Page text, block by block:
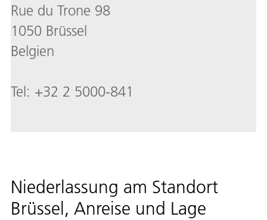
Rue du Trone 98
1050 Brüssel
Belgien
Tel: +32 2 5000-841
Niederlassung am Standort
Brüssel, Anreise und Lage